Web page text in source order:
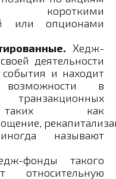
короткими
или опционами
Хедж-
деятельности
и находит
возможности в
таких как
называют
фонды такого
относительную